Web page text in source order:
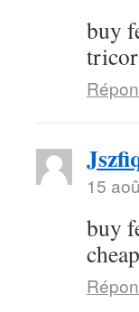
buy
15
buy